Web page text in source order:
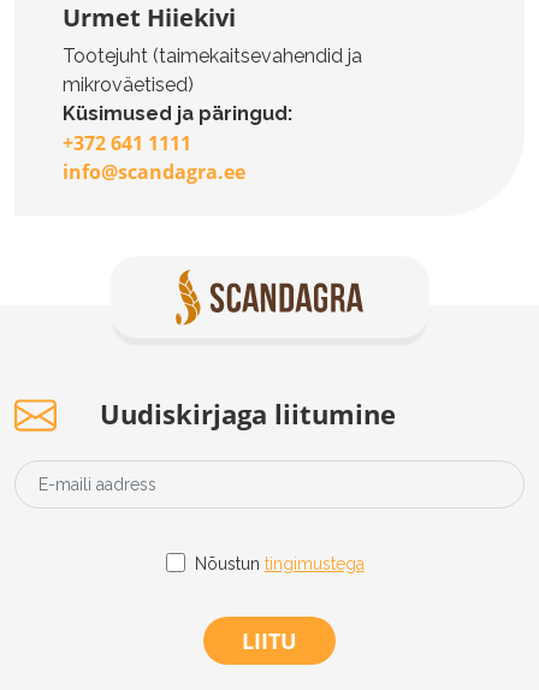
Urmet Hiiekivi
Tootejuht (taimekaitsevahendid ja
mikroväetised)
Küsimused ja päringud:
+372 641 1111
info@scandagra.ee
Uudiskirjaga liitumine
Nõustun tingimustega
LIITU